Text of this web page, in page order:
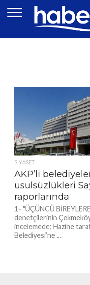
SIYASET
AKP’li
usulsüzlükleri
raporlarında
1- "ÜÇÜNCÜ
denetçilerinin Çekmeköy
incelemede; Hazine
Belediyesi’ne ...